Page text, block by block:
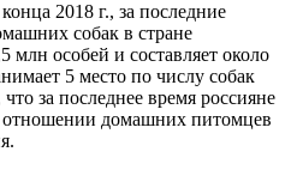
2018 г., за последние
собак в стране
млн особей и составляет около
5 место по числу собак
за последнее время россияне
отношении домашних питомцев